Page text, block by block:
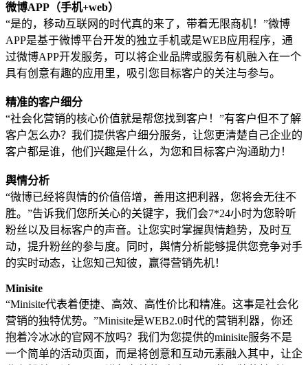
微博APP（手机+web）
“是的，移动互联网的时代真的来了，带着无限商机！”微博
APP是基于微博平台开发的独立手机或是WEB应用程序，通
过微博APP开发服务，可以将企业品牌或服务有机融入在一个
具有创意有趣的应用里，吸引您目标客户的关注与参与。
精准的客户细分
“社会化营销的核心价值就是帮您找到客户！”有客户但不了解
客户怎么办？我们提供客户细分服务，让您更清楚自己企业的
客户都是谁，他们兴趣是什么，为您和目标客户沟通助力！
舆情分析
“微博已经将舆情的价值倍增，善用这把利器，您将会无往不
胜。”告诉我们您所关心的关键字，我们会7*24小时为您聆听
粉丝以及目标客户的声音。让您实时掌握舆情趋势，及时互
动，提升粉丝的参与度。同时，舆情分析能够提供您竞争对手
的实时动态，让您知己知彼，赢得营销先机！
Minisite
“Minisite代表着便捷、高效、高性价比和精准。这事是社会化
营销的独特优势。”Minisite是WEB2.0时代的营销利器，你还
抱着冷冰冰的官网不放吗？我们为您提供的minisite服务不是
一个简单的活动页面，而是将创意和互动元素融入其中，让企